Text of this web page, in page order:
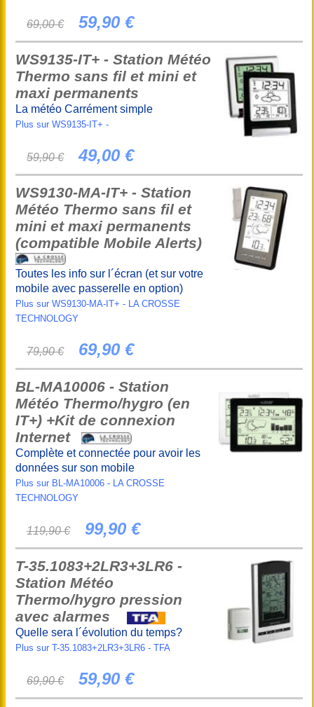
69,00 € 59,90 €
WS9135-IT+ - Station Météo
Thermo sans fil et mini et
maxi permanents
La météo Carrément simple
Plus sur WS9135-IT+ -
59,90 € 49,00 €
WS9130-MA-IT+ - Station
Météo Thermo sans fil et
mini et maxi permanents
(compatible Mobile Alerts)
Toutes les info sur l´écran (et sur votre
mobile avec passerelle en option)
Plus sur WS9130-MA-IT+ - LA CROSSE
TECHNOLOGY
79,90 € 69,90 €
BL-MA10006 - Station
Météo Thermo/hygro (en
IT+) +Kit de connexion
Internet
Complète et connectée pour avoir les
données sur son mobile
Plus sur BL-MA10006 - LA CROSSE
TECHNOLOGY
119,90 € 99,90 €
T-35.1083+2LR3+3LR6 -
Station Météo
Thermo/hygro pression
avec alarmes
Quelle sera l´évolution du temps?
Plus sur T-35.1083+2LR3+3LR6 - TFA
69,90 € 59,90 €